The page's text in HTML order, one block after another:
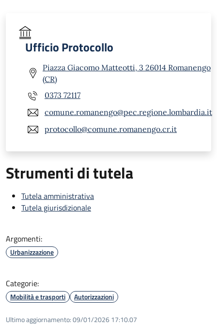
Ufficio Protocollo
Piazza Giacomo Matteotti, 3 26014 Romanengo
(CR)
0373 72117
comune.romanengo@pec.regione.lombardia.it
protocollo@comune.romanengo.cr.it
Strumenti di tutela
Tutela amministrativa
Tutela giurisdizionale
Argomenti:
Urbanizzazione
Categorie:
Mobilità e trasporti Autorizzazioni
Ultimo aggiornamento:09/01/2026 17:10.07